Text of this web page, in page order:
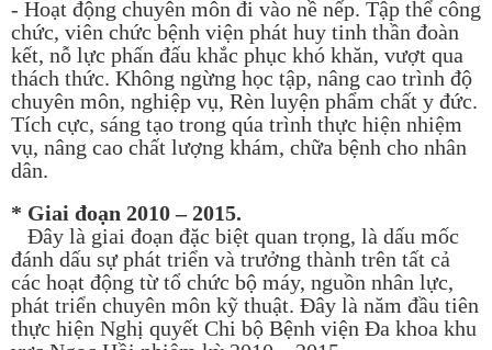
- Hoạt động chuyên môn đi vào nề nếp. Tập thể công
chức, viên chức bệnh viện phát huy tinh thần đoàn
kết, nỗ lực phấn đấu khắc phục khó khăn, vượt qua
thách thức. Không ngừng học tập, nâng cao trình độ
chuyên môn, nghiệp vụ, Rèn luyện phẩm chất y đức.
Tích cực, sáng tạo trong qúa trình thực hiện nhiệm
vụ, nâng cao chất lượng khám, chữa bệnh cho nhân
dân.
* Giai đoạn 2010 – 2015.
Đây là giai đoạn đặc biệt quan trọng, là dấu mốc
đánh dấu sự phát triển và trưởng thành trên tất cả
các hoạt động từ tổ chức bộ máy, nguồn nhân lực,
phát triển chuyên môn kỹ thuật. Đây là năm đầu tiên
thực hiện Nghị quyết Chi bộ Bệnh viện Đa khoa khu